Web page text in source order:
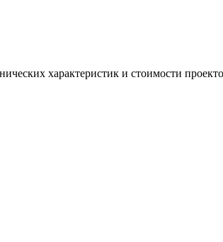
характеристик и стоимости